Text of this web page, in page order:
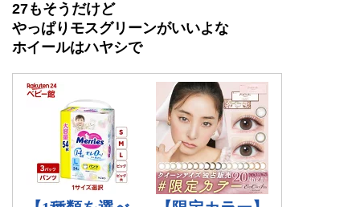
27もそうだけど
やっぱりモスグリーンがいいよな
ホイールはハヤシで